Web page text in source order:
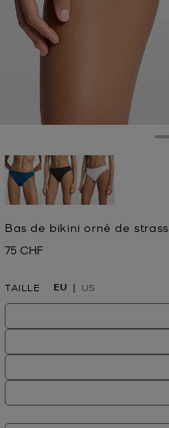
Bas de bikini orné de strass
Prix actuel
75 CHF
TAILLE EU US